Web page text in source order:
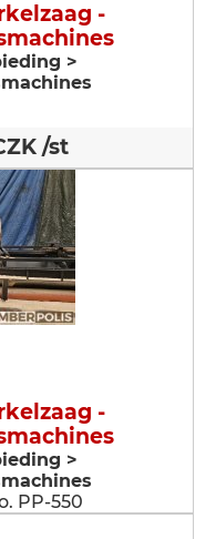
-
>
/st
-
>
PP-550